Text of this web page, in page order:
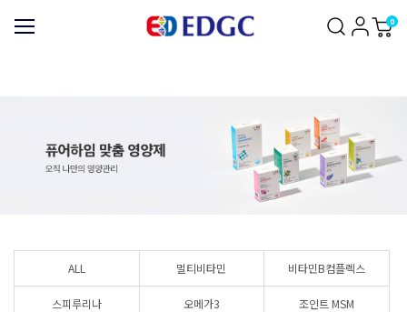
0
ALL 멀티비타민 비타민B컴플렉스
스피루리나 오메가3 조인트 MSM